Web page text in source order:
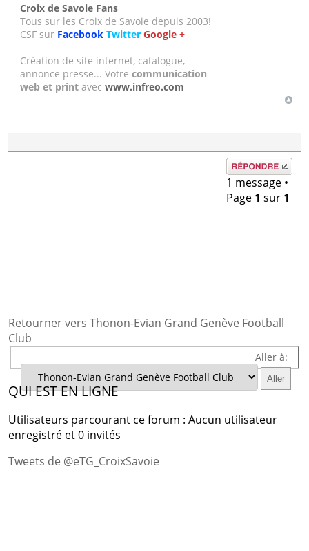
Croix de Savoie Fans
Tous sur les Croix de Savoie depuis 2003!
CSF sur Facebook Twitter Google +
Création de site internet, catalogue,
annonce presse... Votrecommunication
web et print avecwww.infreo.com
Répondre
1 message •
Page 1 sur 1
Retourner vers Thonon-Evian Grand Genève Football
Club
Aller à:
QUI EST EN LIGNE
Utilisateurs parcourant ce forum : Aucun utilisateur
enregistré et 0 invités
Tweets de @eTG_CroixSavoie